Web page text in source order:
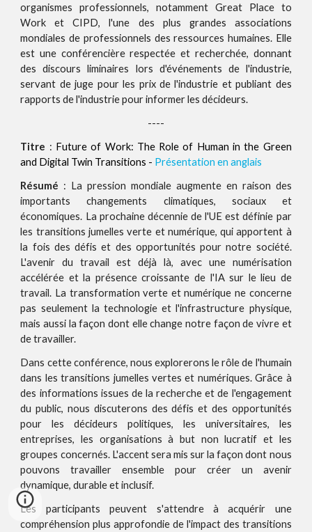
organismes professionnels, notamment Great Place to
Work et CIPD, l'une des plus grandes associations
mondiales de professionnels des ressources humaines. Elle
est une conférencière respectée et recherchée, donnant
des discours liminaires lors d'événements de l'industrie,
servant de juge pour les prix de l'industrie et publiant des
rapports de l'industrie pour informer les décideurs.
----
Titre : Future of Work: The Role of Human in the Green
and Digital Twin Transitions - Présentation en anglais
Résumé : La pression mondiale augmente en raison des
importants changements climatiques, sociaux et
économiques. La prochaine décennie de l'UE est définie par
les transitions jumelles verte et numérique, qui apportent à
la fois des défis et des opportunités pour notre société.
L'avenir du travail est déjà là, avec une numérisation
accélérée et la présence croissante de l'IA sur le lieu de
travail. La transformation verte et numérique ne concerne
pas seulement la technologie et l'infrastructure physique,
mais aussi la façon dont elle change notre façon de vivre et
de travailler.
Dans cette conférence, nous explorerons le rôle de l'humain
dans les transitions jumelles vertes et numériques. Grâce à
des informations issues de la recherche et de l'engagement
du public, nous discuterons des défis et des opportunités
pour les décideurs politiques, les universitaires, les
entreprises, les organisations à but non lucratif et les
groupes concernés. L'accent sera mis sur la façon dont nous
pouvons travailler ensemble pour créer un avenir
dynamique, durable et inclusif.
Les participants peuvent s'attendre à acquérir une
compréhension plus approfondie de l'impact des transitions